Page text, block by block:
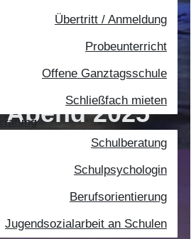
Übertritt / Anmeldung
Probeunterricht
Offene Ganztagsschule
Schließfach mieten
Schulberatung
Schulpsychologin
Berufsorientierung
Jugendsozialarbeit an Schulen
voller Musik,
Der
2025